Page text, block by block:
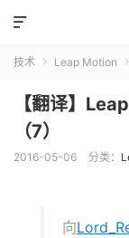

技术  Leap Motion 
【翻译】
（7）
2016-05-06 分类：
向